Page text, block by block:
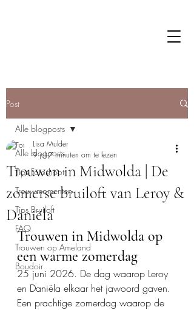
Post
Alle blogposts
Tips Fotoshoot
Trouwmomenten
Tips Bruiloft
FAQ
Trouwen op Ameland
Boudoir
Alle blogposts
Trouwen in Midwolda | De
zomerse bruiloft van Leroy &
Daniëla
Lisa Mulder
9 jul 7 minuten om te lezen
Trouwen in Midwolda op
een warme zomerdag
25 juni 2026. De dag waarop Leroy
en Daniëla elkaar het jawoord gaven.
Een prachtige zomerdag waarop de